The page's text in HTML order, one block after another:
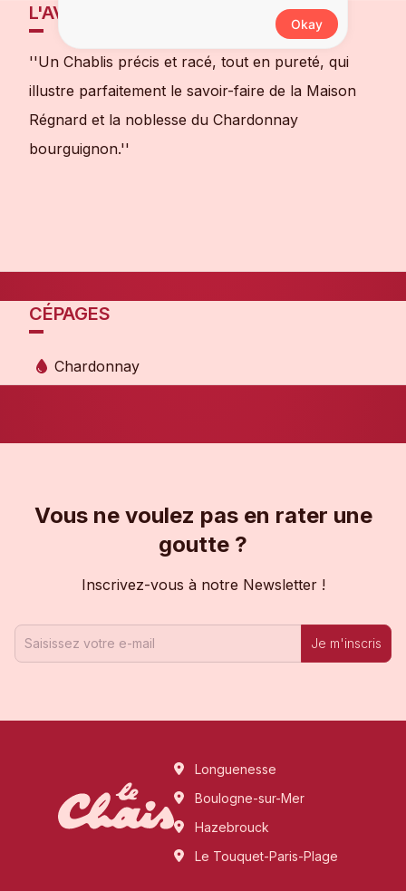
L'AVIS DE NOTRE SOMMELIER
''Un Chablis précis et racé, tout en pureté, qui
illustre parfaitement le savoir-faire de la Maison
Régnard et la noblesse du Chardonnay
bourguignon.''
CÉPAGES
Chardonnay
Vous ne voulez pas en rater une
goutte ?
Inscrivez-vous à notre Newsletter !
Je m'inscris
Longuenesse
Boulogne-sur-Mer
Hazebrouck
Le Touquet-Paris-Plage
Okay